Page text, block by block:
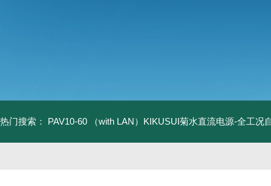
热门搜索： PAV10-60 （with LAN）KIKUSUI菊水直流电源-全工况